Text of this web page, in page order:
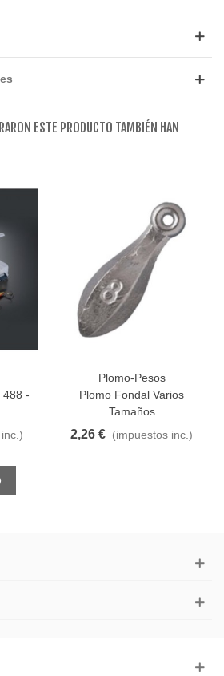
ESTE PRODUCTO TAMBIÉN HAN
488 -
Plomo-Pesos
Plomo Fondal Varios
Tamaños
2,26 € (impuestos inc.)